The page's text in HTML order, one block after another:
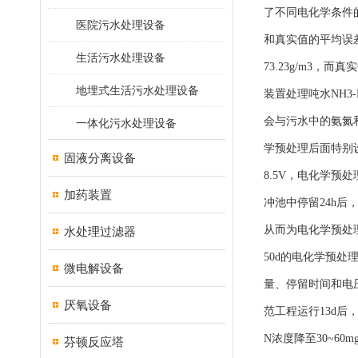
医院污水处理设备
生活污水处理设备
地埋式生活污水处理设备
一体化污水处理设备
固液分离设备
加药装置
水处理过滤器
微电解设备
厌氧设备
芬顿反应塔
了不同电化学条件
和真实值的平均误
73.23g/m3，而真
装置处理吨水
会与污水中的氨氮
学预处理后面特别
8.5V，电化学预处
冲池中停留24h后
从而为电化学预处
50d的电化学预处
量、停留时间和电
范工程运行13d后
N浓度降至